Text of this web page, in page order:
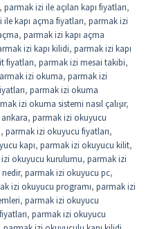
, parmak izi ile açılan kapı fiyatları,
kapı açma fiyatları, parmak izi
, parmak izi kapı açma
izi kapı kilidi, parmak izi kapı
fiyatları, parmak izi mesai takibi,
izi okuma, parmak izi
, parmak izi okuma
izi okuma sistemi nasıl çalışır,
, parmak izi okuyucu
, parmak izi okuyucu fiyatları,
kapı, parmak izi okuyucu kilit,
okuyucu kurulumu, parmak izi
, parmak izi okuyucu pc,
izi okuyucu programı, parmak izi
, parmak izi okuyucu
, parmak izi okuyucu